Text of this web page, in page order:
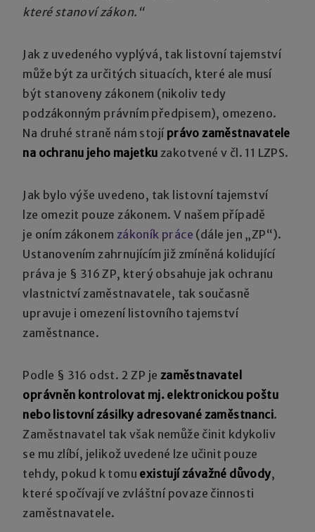
které stanoví zákon.“
Jak z uvedeného vyplývá, tak listovní tajemství
může být za určitých situacích, které ale musí
být stanoveny zákonem (nikoliv tedy
podzákonným právním předpisem), omezeno.
Na druhé straně nám stojí právo zaměstnavatele
na ochranu jeho majetku zakotvené v čl. 11 LZPS.
Jak bylo výše uvedeno, tak listovní tajemství
lze omezit pouze zákonem. V našem případě
je oním zákonem zákoník práce (dále jen „ZP“).
Ustanovením zahrnujícím již zmíněná kolidující
práva je § 316 ZP, který obsahuje jak ochranu
vlastnictví zaměstnavatele, tak současně
upravuje i omezení listovního tajemství
zaměstnance.
Podle § 316 odst. 2 ZP je zaměstnavatel
oprávněn kontrolovat mj. elektronickou poštu
nebo listovní zásilky adresované zaměstnanci.
Zaměstnavatel tak však nemůže činit kdykoliv
se mu zlíbí, jelikož uvedené lze učinit pouze
tehdy, pokud k tomu existují závažné důvody,
které spočívají ve zvláštní povaze činnosti
zaměstnavatele.